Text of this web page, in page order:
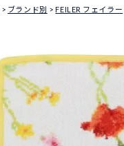
ブランド別 FEILER フェイラー